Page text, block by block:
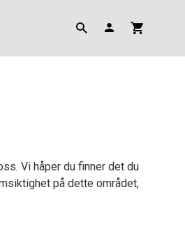
Vi håper du finner det du
på dette området,